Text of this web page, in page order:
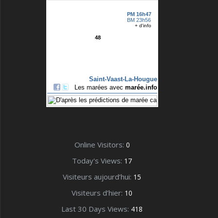
Online Visitors: 0
Today's Views: 17
Visiteurs aujourd’hui: 15
Visiteurs d’hier: 10
Last 30 Days Views: 418